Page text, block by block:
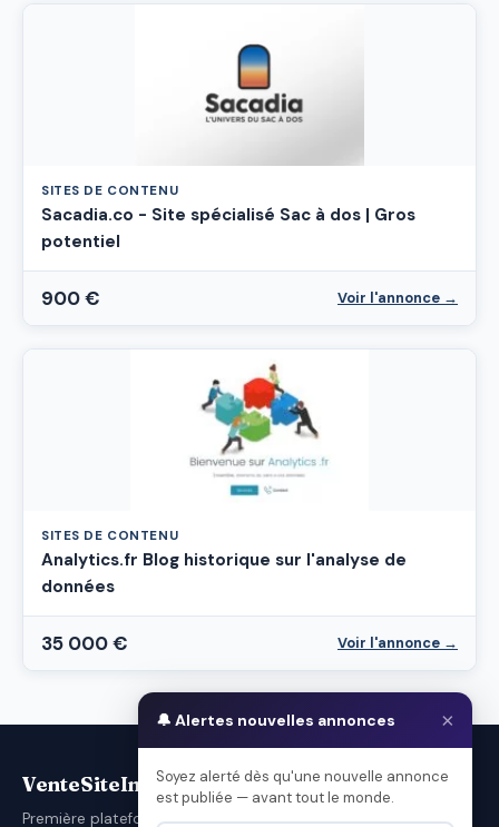
SITES DE CONTENU
Sacadia.co - Site spécialisé Sac à dos | Gros
potentiel
900 € Voir l'annonce →
SITES DE CONTENU
Analytics.fr Blog historique sur l'analyse de
données
35 000 € Voir l'annonce →
🔔 Alertes nouvelles annonces ×
Soyez alerté dès qu'une nouvelle annonce
est publiée — avant tout le monde.
VenteSiteInternet.com
Première plateforme française d'achat